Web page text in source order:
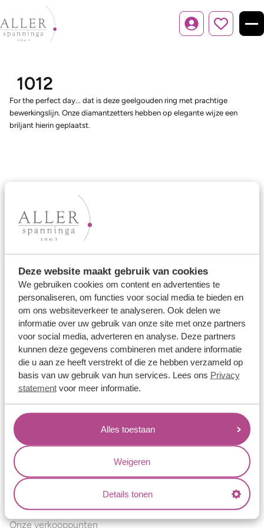
Deze website maakt gebruik van cookies
We gebruiken cookies om content en advertenties te
personaliseren, om functies voor social media te bieden en
om ons websiteverkeer te analyseren. Ook delen we
informatie over uw gebruik van onze site met onze partners
voor social media, adverteren en analyse. Deze partners
kunnen deze gegevens combineren met andere informatie
die u aan ze heeft verstrekt of die ze hebben verzameld op
basis van uw gebruik van hun services. Lees ons Privacy
statementvoor meer informatie.
Alles toestaan
Weigeren
Details tonen
Inloggen
1012
For the perfect day... dat is deze geelgouden ring met prachtige
bewerkingslijn. Onze diamantzetters hebben op elegante wijze een
briljant hierin geplaatst.
Ons aanbod
Trouwringen
Verlovingsringen
Vriendschapsringen
Over ons
Aller Spanninga
Historie
Certificaten
Blogs
Jouw voordelen
Conflictvrije Materialen
Oneindig veel mogelijkheden
Kwaliteit
Juweliers & Contact
Onze verkooppunten